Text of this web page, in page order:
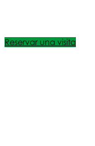
Reservar una visita